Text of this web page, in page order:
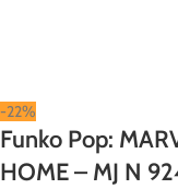
-22%
Funko Pop:
HOME – MJ N